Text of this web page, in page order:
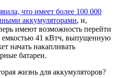
что имеет более 100 000
аккумуляторами, и,
имеют возможность перейти
емкостью 41 кВтч, выпущенную
начать накапливать
батареи.
жизнь для аккумуляторов?